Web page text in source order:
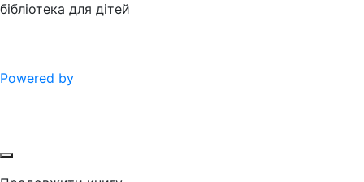
бібліотека для дітей
Powered by